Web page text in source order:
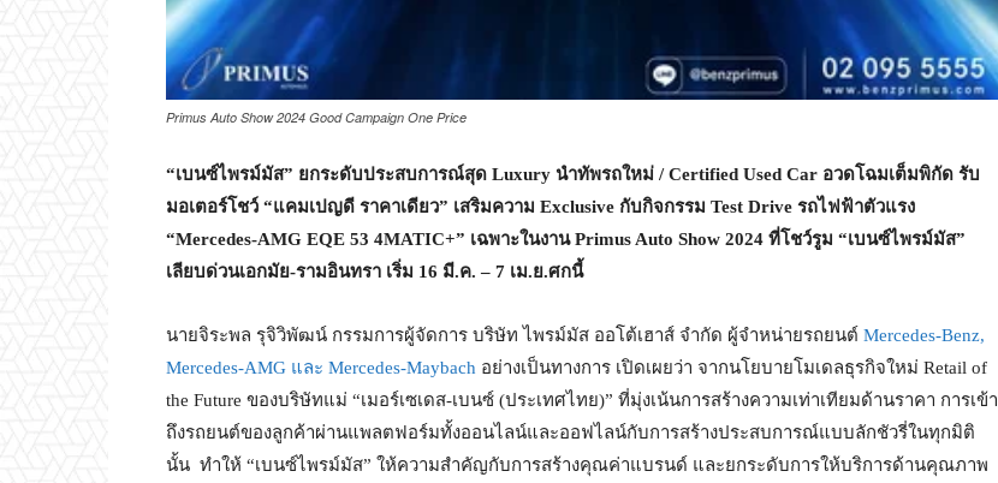
Primus Auto Show 2024 Good Campaign One Price
“เบนซ์ไพรม์มัส” ยกระดับประสบการณ์สุด Luxury นำทัพรถใหม่ / Certified Used Car อวดโฉมเต็มพิกัด รับ
มอเตอร์โชว์ “แคมเปญดี ราคาเดียว” เสริมความ Exclusive กับกิจกรรม Test Drive รถไฟฟ้าตัวแรง
“Mercedes-AMG EQE 53 4MATIC+” เฉพาะในงาน Primus Auto Show 2024 ที่โชว์รูม “เบนซ์ไพรม์มัส”
เลียบด่วนเอกมัย-รามอินทรา เริ่ม 16 มี.ค. – 7 เม.ย.ศกนี้
นายจิระพล รุจิวิพัฒน์ กรรมการผู้จัดการ บริษัท ไพรม์มัส ออโต้เฮาส์ จำกัด ผู้จำหน่ายรถยนต์ Mercedes-Benz,
Mercedes-AMG และ Mercedes-Maybach อย่างเป็นทางการ เปิดเผยว่า จากนโยบายโมเดลธุรกิจใหม่ Retail of
the Future ของบริษัทแม่ “เมอร์เซเดส-เบนซ์ (ประเทศไทย)” ที่มุ่งเน้นการสร้างความเท่าเทียมด้านราคา การเข้า
ถึงรถยนต์ของลูกค้าผ่านแพลตฟอร์มทั้งออนไลน์และออฟไลน์กับการสร้างประสบการณ์แบบลักชัวรี่ในทุกมิติ
นั้น ทำให้ “เบนซ์ไพรม์มัส” ให้ความสำคัญกับการสร้างคุณค่าแบรนด์ และยกระดับการให้บริการด้านคุณภาพ